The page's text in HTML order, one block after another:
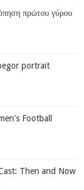
πρώτου γύρου
portrait
Football
Then and Now